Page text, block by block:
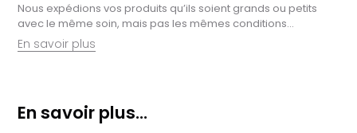
Nous expédions vos produits qu’ils soient grands ou petits
avec le même soin, mais pas les mêmes conditions…
En savoir plus
achats à domicile, mais il est encore plus gratifiant de vous
accueillir en magasin. Commandez en ligne et récupérez vos
En savoir plus...